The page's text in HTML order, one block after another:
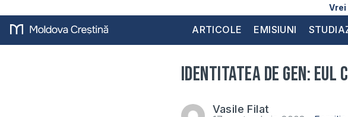
Vrei
ARTICOLE EMISIUNI
Identitatea de gen:
Vasile Filat